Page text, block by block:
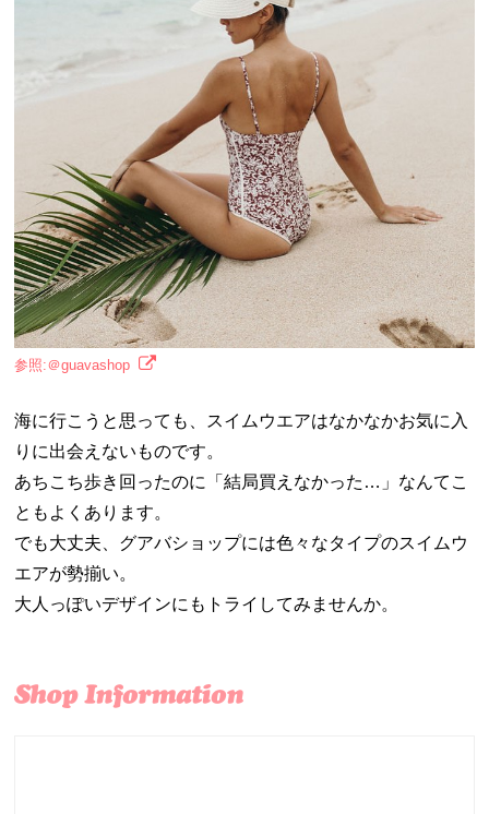
参照:＠guavashop
海に行こうと思っても、スイムウエアはなかなかお気に入
りに出会えないものです。
あちこち歩き回ったのに「結局買えなかった…」なんてこ
ともよくあります。
でも大丈夫、グアバショップには色々なタイプのスイムウ
エアが勢揃い。
大人っぽいデザインにもトライしてみませんか。